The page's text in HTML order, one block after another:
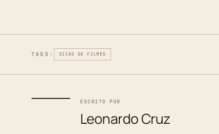
TAGS: DICAS DE FILMES
ESCRITO POR
Leonardo Cruz